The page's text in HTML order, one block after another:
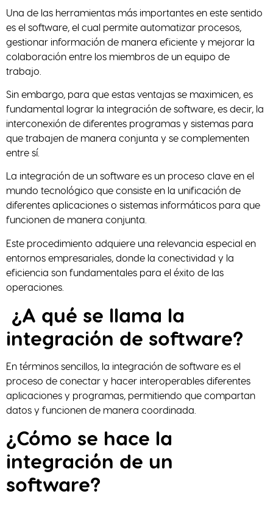
Una de las herramientas más importantes en este sentido
es el software, el cual permite automatizar procesos,
gestionar información de manera eficiente y mejorar la
colaboración entre los miembros de un equipo de
trabajo.
Sin embargo, para que estas ventajas se maximicen, es
fundamental lograr la integración de software, es decir, la
interconexión de diferentes programas y sistemas para
que trabajen de manera conjunta y se complementen
entre sí.
La integración de un software es un proceso clave en el
mundo tecnológico que consiste en la unificación de
diferentes aplicaciones o sistemas informáticos para que
funcionen de manera conjunta.
Este procedimiento adquiere una relevancia especial en
entornos empresariales, donde la conectividad y la
eficiencia son fundamentales para el éxito de las
operaciones.
¿A qué se llama la
integración de software?
En términos sencillos, la integración de software es el
proceso de conectar y hacer interoperables diferentes
aplicaciones y programas, permitiendo que compartan
datos y funcionen de manera coordinada.
¿Cómo se hace la
integración de un
software?